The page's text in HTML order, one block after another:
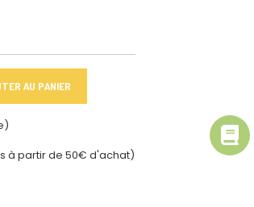
AU PANIER
à partir de 50€ d'achat)